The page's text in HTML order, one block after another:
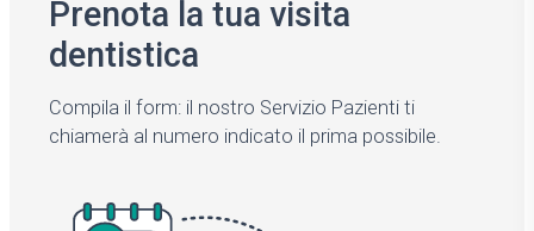
Prenota la tua visita
dentistica
Compila il form: il nostro Servizio Pazienti ti
chiamerà al numero indicato il prima possibile.